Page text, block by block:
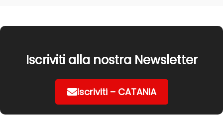
Iscriviti alla nostra Newsletter
Iscriviti – CATANIA